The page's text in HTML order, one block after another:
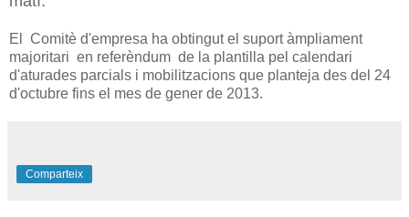
El Comitè d'empresa ha obtingut el suport àmpliament
majoritari en referèndum de la plantilla pel calendari
d'aturades parcials i mobilitzacions que planteja des del 24
d'octubre fins el mes de gener de 2013.
Comparteix